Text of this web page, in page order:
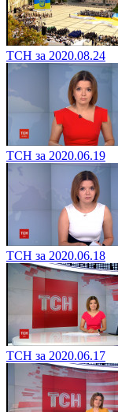
ТСН за 2020.08.24
ТСН за 2020.06.19
ТСН за 2020.06.18
ТСН за 2020.06.17